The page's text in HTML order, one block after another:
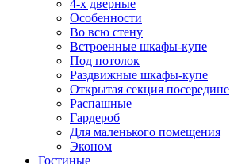
4-х дверные
Особенности
Во всю стену
Встроенные шкафы-купе
Под потолок
Раздвижные шкафы-купе
Открытая секция посередине
Распашные
Гардероб
Для маленького помещения
Эконом
Гостиные